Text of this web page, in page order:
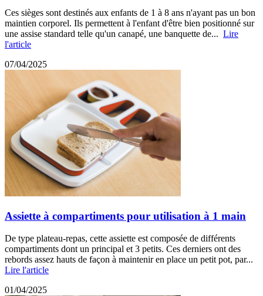
Ces sièges sont destinés aux enfants de 1 à 8 ans n'ayant pas un bon
maintien corporel. Ils permettent à l'enfant d'être bien positionné sur
une assise standard telle qu'un canapé, une banquette de... Lire
l'article
07/04/2025
Assiette à compartiments pour utilisation à 1 main
De type plateau-repas, cette assiette est composée de différents
compartiments dont un principal et 3 petits. Ces derniers ont des
rebords assez hauts de façon à maintenir en place un petit pot, par...
Lire l'article
01/04/2025